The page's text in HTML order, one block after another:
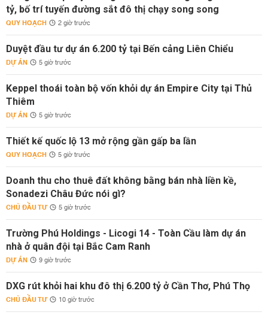
tỷ, bố trí tuyến đường sắt đô thị chạy song song
QUY HOẠCH 2 giờ trước
Duyệt đầu tư dự án 6.200 tỷ tại Bến cảng Liên Chiểu
DỰ ÁN 5 giờ trước
Keppel thoái toàn bộ vốn khỏi dự án Empire City tại Thủ
Thiêm
DỰ ÁN 5 giờ trước
Thiết kế quốc lộ 13 mở rộng gần gấp ba lần
QUY HOẠCH 5 giờ trước
Doanh thu cho thuê đất không bằng bán nhà liền kề,
Sonadezi Châu Đức nói gì?
CHỦ ĐẦU TƯ 5 giờ trước
Trường Phú Holdings - Licogi 14 - Toàn Cầu làm dự án
nhà ở quân đội tại Bắc Cam Ranh
DỰ ÁN 9 giờ trước
DXG rút khỏi hai khu đô thị 6.200 tỷ ở Cần Thơ, Phú Thọ
CHỦ ĐẦU TƯ 10 giờ trước